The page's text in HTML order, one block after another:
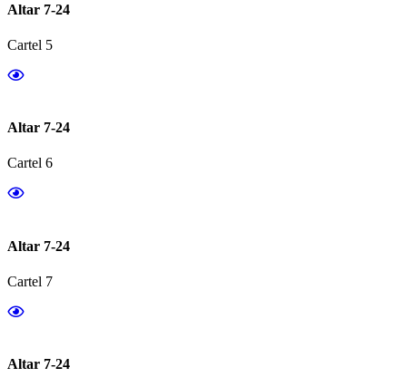
Altar 7-24
Cartel 5
Altar 7-24
Cartel 6
Altar 7-24
Cartel 7
Altar 7-24